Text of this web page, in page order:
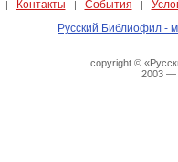
| Контакты | События |
Русский Библиофил -
copyright ©
2003 —